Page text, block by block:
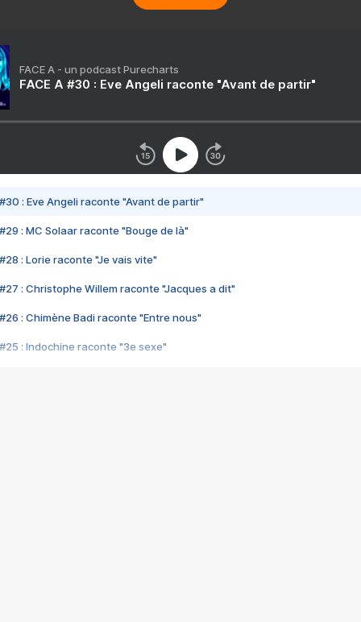
FACE A - un podcast Purecharts
FACE A #30 : Eve Angeli raconte "Avant de partir"
#30 : Eve Angeli raconte "Avant de partir"
#29 : MC Solaar raconte "Bouge de là"
#28 : Lorie raconte "Je vais vite"
#27 : Christophe Willem raconte "Jacques a dit"
#26 : Chimène Badi raconte "Entre nous"
#25 : Indochine raconte "3e sexe"